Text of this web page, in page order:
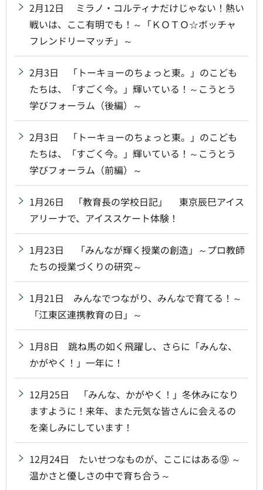
2月12日 ミラノ・コルティナだけじゃない！熱い
戦いは、ここ有明でも！～「ＫＯＴＯ☆ボッチャ
フレンドリーマッチ」～
2月3日 「トーキョーのちょっと東。」のこども
たちは、「すごく今。」輝いている！～こうとう
学びフォーラム（後編）～
2月3日 「トーキョーのちょっと東。」のこども
たちは、「すごく今。」輝いている！～こうとう
学びフォーラム（前編）～
1月26日 「教育長の学校日記」 東京辰巳アイス
アリーナで、アイススケート体験！
1月23日 「みんなが輝く授業の創造」～プロ教師
たちの授業づくりの研究～
1月21日 みんなでつながり、みんなで育てる！～
「江東区連携教育の日」～
1月8日 跳ね馬の如く飛躍し、さらに「みんな、
かがやく！」一年に！
12月25日 「みんな、かがやく！」冬休みになり
ますように！来年、また元気な皆さんに会えるの
を楽しみにしています！
12月24日 たいせつなものが、ここにはある⑨ ～
温かさと優しさの中で育ち合う～